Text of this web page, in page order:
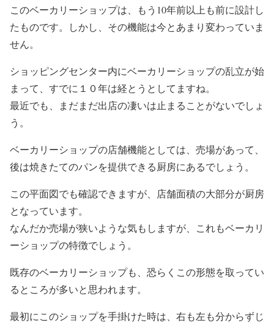
このベーカリーショップは、もう10年前以上も前に設計し
たものです。しかし、その機能は今とあまり変わっていま
せん。
ショッピングセンター内にベーカリーショップの乱立が始
まって、すでに１０年は経とうとしてますね。
最近でも、まだまだ出店の凄いは止まることがないでしょ
う。
ベーカリーショップの店舗機能としては、売場があって、
後は焼きたてのパンを提供できる厨房にあるでしょう。
この平面図でも確認できますが、店舗面積の大部分が厨房
となっています。
なんだか売場が狭いような気もしますが、これもベーカリ
ーショップの特徴でしょう。
既存のベーカリーショップも、恐らくこの形態を取ってい
るところが多いと思われます。
最初にこのショップを手掛けた時は、右も左も分からずじ